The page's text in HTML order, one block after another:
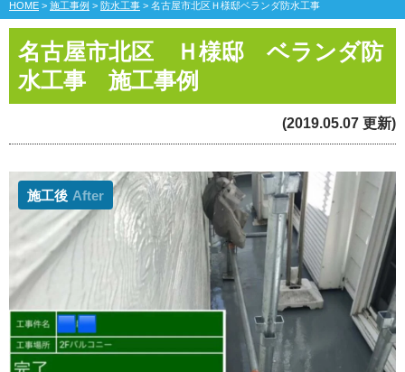
HOME > 施工事例 > 防水工事 > 名古屋市北区Ｈ様邸ベランダ防水工事
名古屋市北区 Ｈ様邸 ベランダ防
水工事 施工事例
(2019.05.07 更新)
施工後 After